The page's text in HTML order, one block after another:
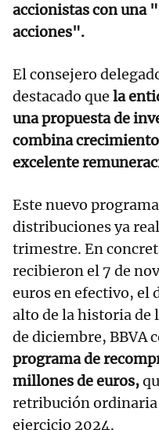
accionistas con una
acciones".
El consejero
destacado que la
una propuesta de
combina
excelente
Este nuevo
distribuciones ya
trimestre. En
recibieron el 7 de
euros en efectivo, el
alto de la historia de
de diciembre, BBVA
programa de
millones de euros,
retribución
ejercicio 2024.